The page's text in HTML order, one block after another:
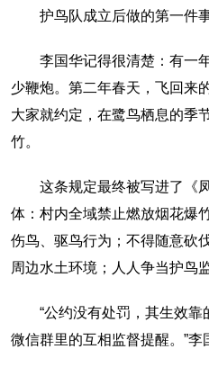
护鸟队成立后做的第一件
李国华记得很清楚：有一
少鞭炮。第二年春天，飞回来
大家就约定，在鹭鸟栖息的季
竹。
这条规定最终被写进了《
体：村内全域禁止燃放烟花爆
伤鸟、驱鸟行为；不得随意砍
周边水土环境；人人争当护
“公约没有处罚，其生效
微信群里的互相监督提醒。”李